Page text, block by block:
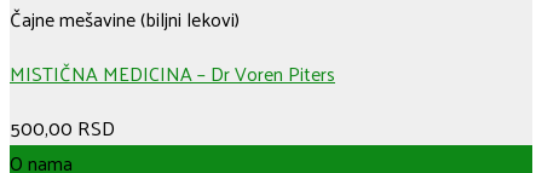
Čajne mešavine (biljni lekovi)
MISTIČNA MEDICINA – Dr Voren Piters
500,00 RSD
O nama